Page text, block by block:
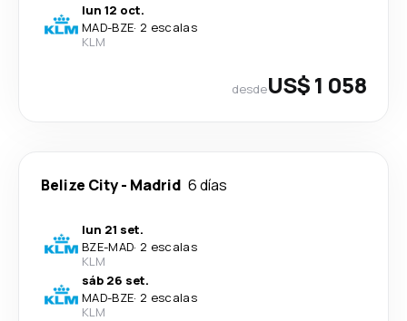
lun 12 oct.
MAD-BZE· 2 escalas
KLM
desdeUS$ 1 058
Belize City- Madrid 6 días
lun 21 set.
BZE-MAD· 2 escalas
KLM
sáb 26 set.
MAD-BZE· 2 escalas
KLM